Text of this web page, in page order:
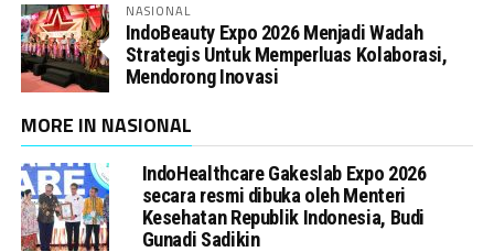
NASIONAL
IndoBeauty Expo 2026 Menjadi Wadah
Strategis Untuk Memperluas Kolaborasi,
Mendorong Inovasi
MORE IN NASIONAL
IndoHealthcare Gakeslab Expo 2026
secara resmi dibuka oleh Menteri
Kesehatan Republik Indonesia, Budi
Gunadi Sadikin